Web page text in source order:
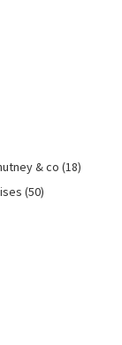
& co (18)
(50)